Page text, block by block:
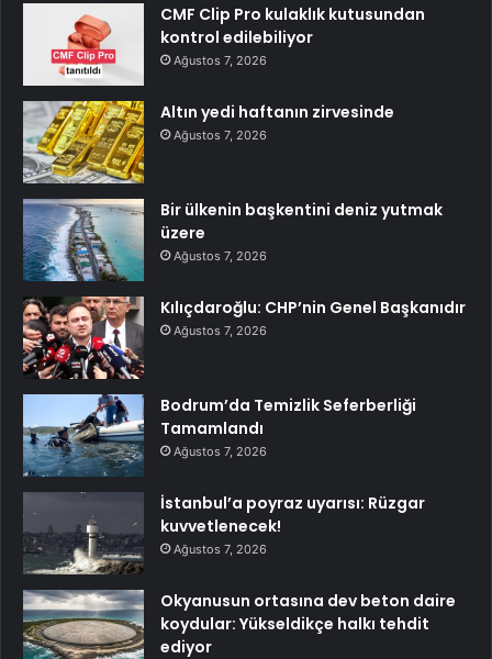
CMF Clip Pro kulaklık kutusundan
kontrol edilebiliyor
Ağustos 7, 2026
Altın yedi haftanın zirvesinde
Ağustos 7, 2026
Bir ülkenin başkentini deniz yutmak
üzere
Ağustos 7, 2026
Kılıçdaroğlu: CHP’nin Genel Başkanıdır
Ağustos 7, 2026
Bodrum’da Temizlik Seferberliği
Tamamlandı
Ağustos 7, 2026
İstanbul’a poyraz uyarısı: Rüzgar
kuvvetlenecek!
Ağustos 7, 2026
Okyanusun ortasına dev beton daire
koydular: Yükseldikçe halkı tehdit
ediyor